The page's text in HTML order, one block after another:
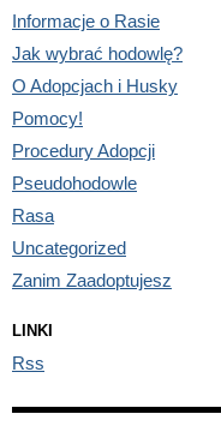
Informacje o Rasie
Jak wybrać hodowlę?
O Adopcjach i Husky
Pomocy!
Procedury Adopcji
Pseudohodowle
Rasa
Uncategorized
Zanim Zaadoptujesz
LINKI
Rss